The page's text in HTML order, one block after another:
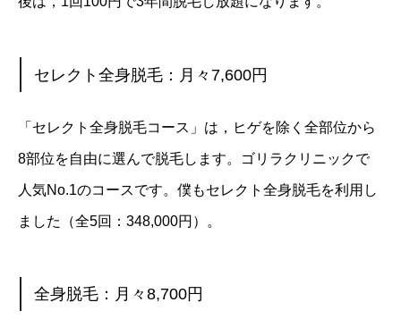
セレクト全身脱毛：月々7,600円
「セレクト全身脱毛コース」は，ヒゲを除く全部位から
8部位を自由に選んで脱毛します。ゴリラクリニックで
人気No.1のコースです。僕もセレクト全身脱毛を利用し
ました（全5回：348,000円）。
全身脱毛：月々8,700円